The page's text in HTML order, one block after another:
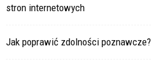
stron internetowych
Jak poprawić zdolności poznawcze?